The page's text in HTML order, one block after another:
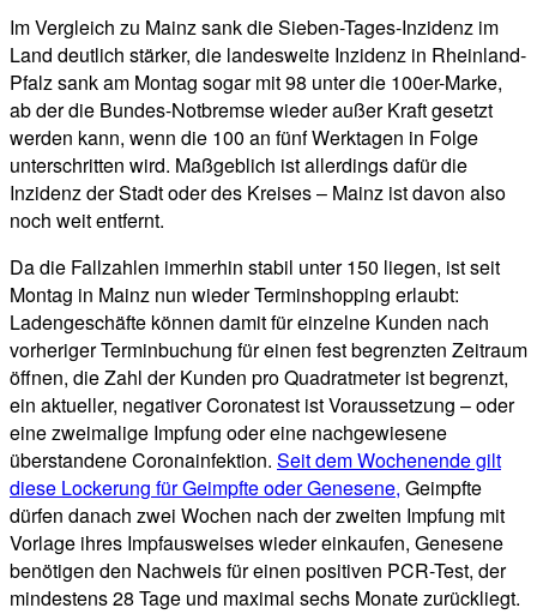
Im Vergleich zu Mainz sank die Sieben-Tages-Inzidenz im
Land deutlich stärker, die landesweite Inzidenz in Rheinland-
Pfalz sank am Montag sogar mit 98 unter die 100er-Marke,
ab der die Bundes-Notbremse wieder außer Kraft gesetzt
werden kann, wenn die 100 an fünf Werktagen in Folge
unterschritten wird. Maßgeblich ist allerdings dafür die
Inzidenz der Stadt oder des Kreises – Mainz ist davon also
noch weit entfernt.
Da die Fallzahlen immerhin stabil unter 150 liegen, ist seit
Montag in Mainz nun wieder Terminshopping erlaubt:
Ladengeschäfte können damit für einzelne Kunden nach
vorheriger Terminbuchung für einen fest begrenzten Zeitraum
öffnen, die Zahl der Kunden pro Quadratmeter ist begrenzt,
ein aktueller, negativer Coronatest ist Voraussetzung – oder
eine zweimalige Impfung oder eine nachgewiesene
überstandene Coronainfektion. Seit dem Wochenende gilt
diese Lockerung für Geimpfte oder Genesene, Geimpfte
dürfen danach zwei Wochen nach der zweiten Impfung mit
Vorlage ihres Impfausweises wieder einkaufen, Genesene
benötigen den Nachweis für einen positiven PCR-Test, der
mindestens 28 Tage und maximal sechs Monate zurückliegt.